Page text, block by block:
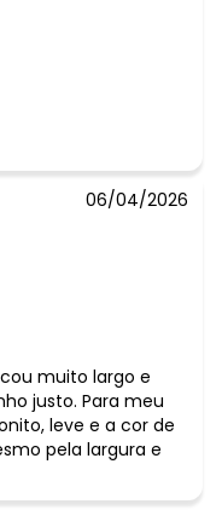
06/04/2026
muito largo e
justo. Para meu
leve e a cor de
pela largura e